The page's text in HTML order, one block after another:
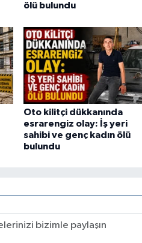
ölü bulundu
Oto kilitçi dükkanında
esrarengiz olay: İş yeri
sahibi ve genç kadın ölü
bulundu